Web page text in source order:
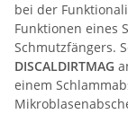
bei der
Funktionen eines
Schmutzfängers.
DISCALDIRTMAG
einem